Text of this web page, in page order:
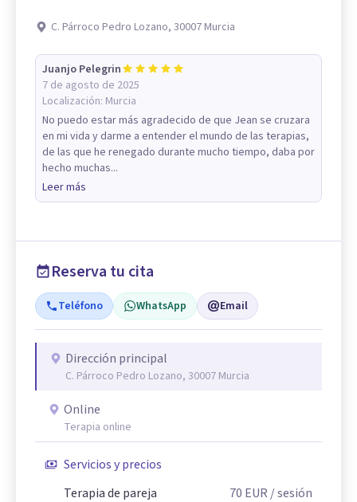
C. Párroco Pedro Lozano, 30007 Murcia
Juanjo Pelegrin
7 de agosto de 2025
Localización: Murcia
No puedo estar más agradecido de que Jean se cruzara
en mi vida y darme a entender el mundo de las terapias,
de las que he renegado durante mucho tiempo, daba por
hecho muchas...
Leer más
Reserva tu cita
Teléfono WhatsApp Email
Dirección principal
C. Párroco Pedro Lozano, 30007 Murcia
Online
Terapia online
Servicios y precios
Terapia de pareja
70 EUR / sesión